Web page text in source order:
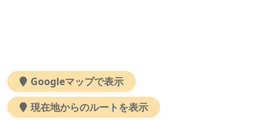
Googleマップで表示
現在地からのルートを表示